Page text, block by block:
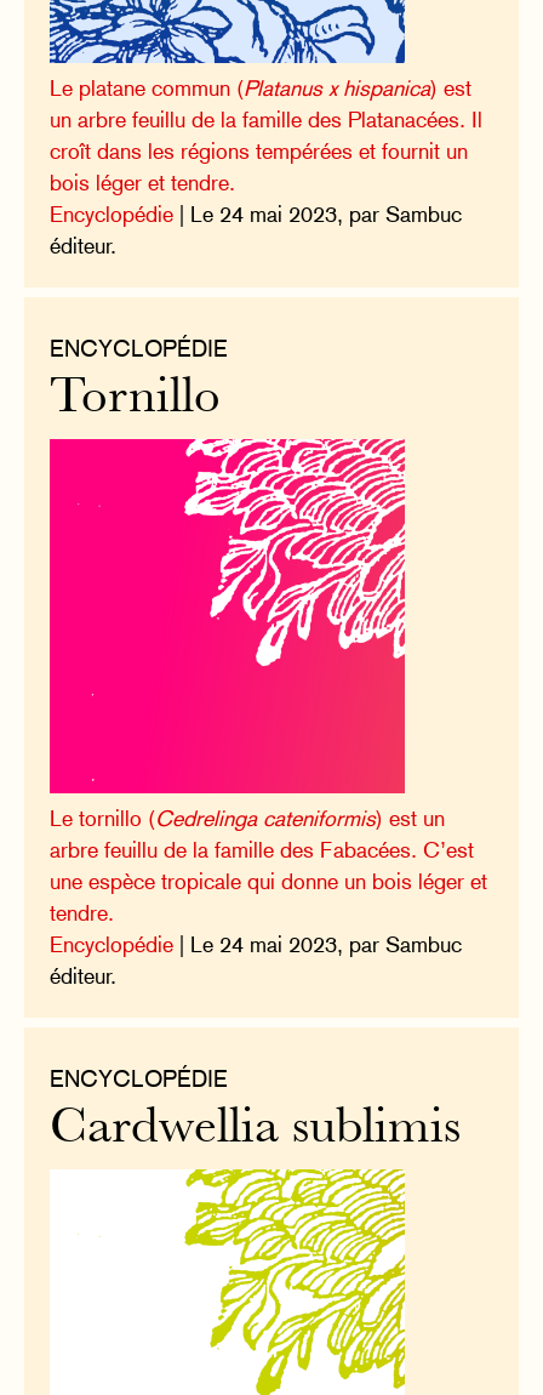
Le platane commun (Platanus x hispanica) est
un arbre feuillu de la famille des Platanacées. Il
croît dans les régions tempérées et fournit un
bois léger et tendre.
Encyclopédie | Le 24 mai 2023, par Sambuc
éditeur.
ENCYCLOPÉDIE
Tornillo
Le tornillo (Cedrelinga cateniformis) est un
arbre feuillu de la famille des Fabacées. C’est
une espèce tropicale qui donne un bois léger et
tendre.
Encyclopédie | Le 24 mai 2023, par Sambuc
éditeur.
ENCYCLOPÉDIE
Cardwellia sublimis